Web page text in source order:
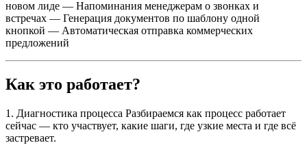
новом лиде — Напоминания менеджерам о звонках и
встречах — Генерация документов по шаблону одной
кнопкой — Автоматическая отправка коммерческих
предложений
Как это работает?
1. Диагностика процесса Разбираемся как процесс работает
сейчас — кто участвует, какие шаги, где узкие места и где всё
застревает.